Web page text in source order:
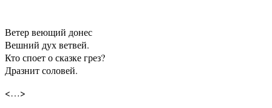
Ветер веющий донес
Вешний дух ветвей.
Кто споет о сказке грез?
Дразнит соловей.
<…>